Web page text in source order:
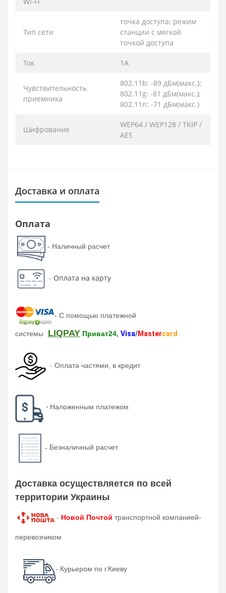
Тип сети
точка доступа; режим
станции с мягкой
точкой доступа
Ток 1A
Чувствительность
приемника
802.11b: -89 дБм(макс.);
802.11g: -81 дБм(макс.);
802.11n: -71 дБм(макс.)
Шифрование
WEP64 / WEP128 / TKIP /
AES
Доставка и оплата
Оплата
- Наличный расчет
- Оплата на карту
- С помощью платежной
системы LIQPAY Приват24, Visa/Mastercard
- Оплата частями, в кредит
- Наложенным платежом
- Безналичный расчет
Доставка осуществляется по всей
территории Украины
- Новой Почтой транспортной компанией-
перевозчиком
- Курьером по г.Киеву